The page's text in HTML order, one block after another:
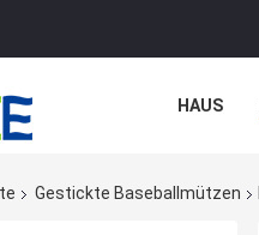
HAUS
Gestickte Baseballmützen